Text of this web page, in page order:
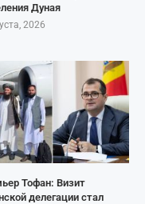
Дуная
2026
Тофан: Визит
делегации стал